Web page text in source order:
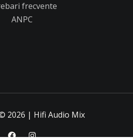
frecvente
ANPC
2026 | Hifi Audio Mix